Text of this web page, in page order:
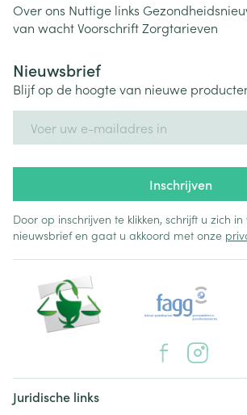
Over ons Nuttige links
van wachtVoorschriftZorgtarieven
Nieuwsbrief
Blijf op de hoogte van nieuwe
Inschrijven
Door op inschrijven te klikken, schrijft u zich
nieuwsbrief en gaat u akkoord met onze
Juridische links